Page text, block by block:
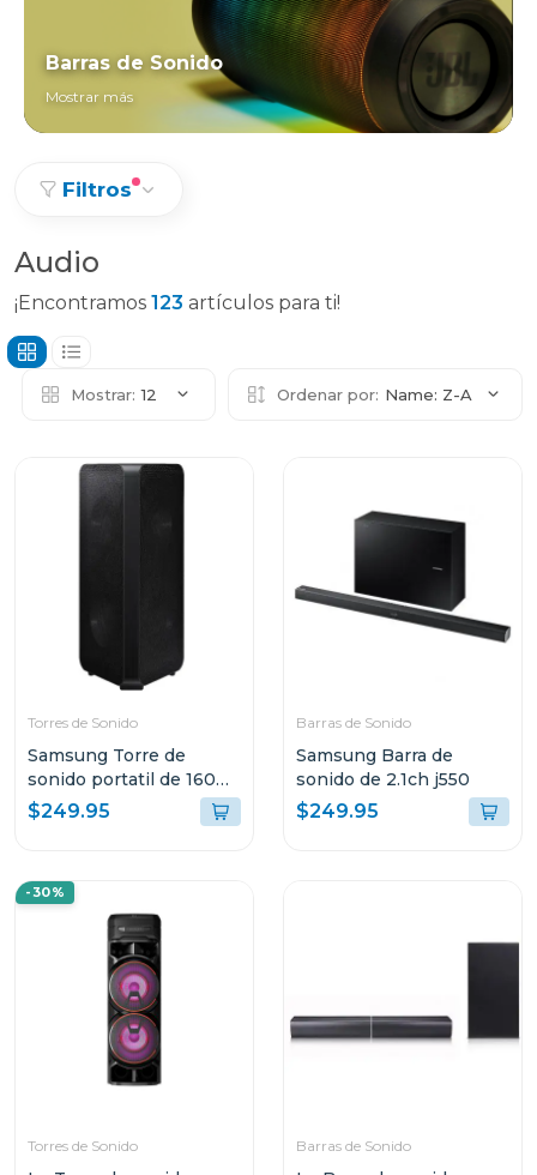
Barras de Sonido
Mostrar más
Filtros
Audio
¡Encontramos 123 artículos para ti!
Mostrar: 12 Ordenar por: Name: Z-A
Torres de Sonido
Samsung Torre de
sonido portatil de 160w
mxst40b
$249.95
Barras de Sonido
Samsung Barra de
sonido de 2.1ch j550
$249.95
-30%
Torres de Sonido Barras de Sonido